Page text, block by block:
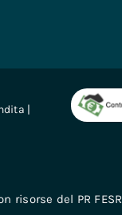
|
risorse del PR